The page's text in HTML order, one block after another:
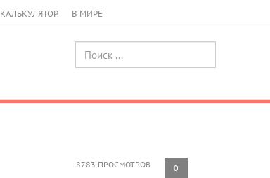
КАЛЬКУЛЯТОР В МИРЕ
8783 ПРОСМОТРОВ 0